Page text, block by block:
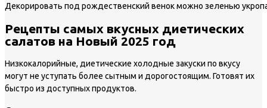
Декорировать под рождественский венок можно зеленью
Рецепты самых вкусных диетических
салатов на Новый 2025 год
Низкокалорийные, диетические холодные закуски по вкусу
могут не уступать более сытным и дорогостоящим. Готовят их
быстро из доступных продуктов.